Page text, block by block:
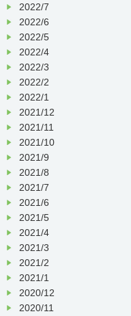
2022/7
2022/6
2022/5
2022/4
2022/3
2022/2
2022/1
2021/12
2021/11
2021/10
2021/9
2021/8
2021/7
2021/6
2021/5
2021/4
2021/3
2021/2
2021/1
2020/12
2020/11